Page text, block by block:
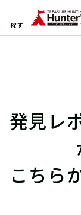
探す
発見レ
こちら